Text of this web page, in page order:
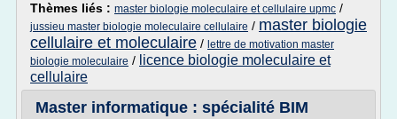
Thèmes liés : master biologie moleculaire et cellulaire upmc /
jussieu master biologie moleculaire cellulaire / master biologie
cellulaire et moleculaire / lettre de motivation master
biologie moleculaire / licence biologie moleculaire et
cellulaire
Master informatique : spécialité BIM